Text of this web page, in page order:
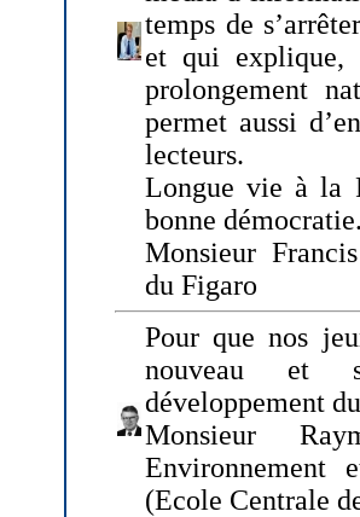
temps de
et qui explique,
prolongement
permet aussi
lecteurs.
Longue vie à la
bonne
Monsieur
du Figaro
Pour que nos
nouveau et
développement
Monsieur
Environnement
(Ecole Centrale